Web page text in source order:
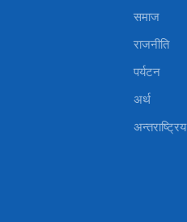
समाज
राजनीति
पर्यटन
अर्थ
अन्तराष्ट्रिय